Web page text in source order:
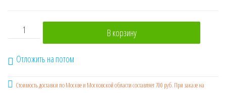
Количество товара РОБЛОКСЕРЫ KVINKA, ЖЕНЯША,
В корзину
Отложить на потом
Стоимость доставки по Москве и Московской области составляет 700 руб. При заказе на